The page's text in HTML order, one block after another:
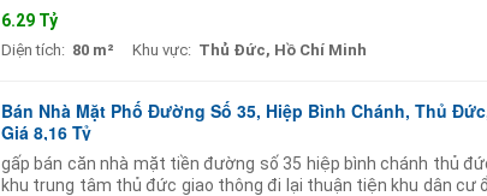
6.29 Tỷ
Diện tích: 80 m² Khu vực: Thủ Đức, Hồ Chí Minh
Bán Nhà Mặt Phố Đường Số 35, Hiệp Bình Chánh, Thủ
Giá 8,16 Tỷ
gấp bán căn nhà mặt tiền đường số 35 hiệp bình chánh thủ
khu trung tâm thủ đức giao thông đi lại thuận tiện khu dân cư